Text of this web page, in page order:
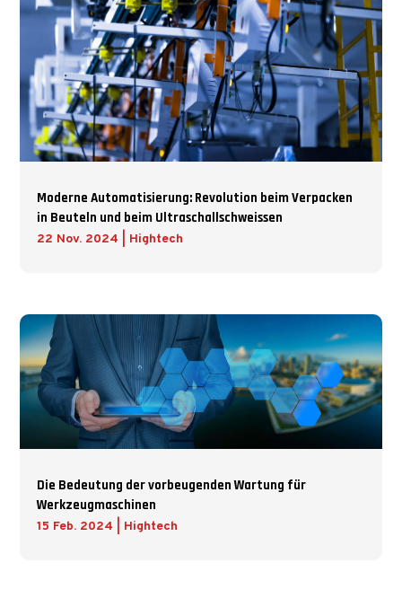
Moderne Automatisierung: Revolution beim Verpacken
in Beuteln und beim Ultraschallschweissen
22 Nov. 2024 Hightech
Die Bedeutung der vorbeugenden Wartung für
Werkzeugmaschinen
15 Feb. 2024 Hightech